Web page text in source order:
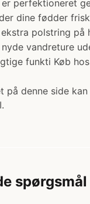
perfektioneret
dine fødder
ekstra polstring
vandreture
funkti Køb
på denne side
spørgsmål